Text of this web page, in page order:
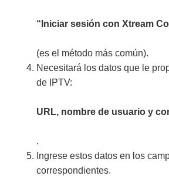
“Iniciar sesión con Xtream
(es el método más común).
Necesitará los datos que le
de IPTV:
URL, nombre de usuario y
.
Ingrese estos datos en los
correspondientes.